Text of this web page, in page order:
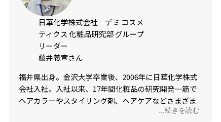
日華化学株式会社 デミ コスメ
ティクス 化粧品研究部 グループ
リーダー
藤井義宣さん
福井県出身。金沢大学卒業後、2006年に日華化学株式
会社入社。入社以来、17年間化粧品の研究開発一筋で
ヘアカラーやスタイリング剤、ヘアケアなどさまざま
な商品を担当。豊富な知識と経験でヒット商品を続々
...続きを読む